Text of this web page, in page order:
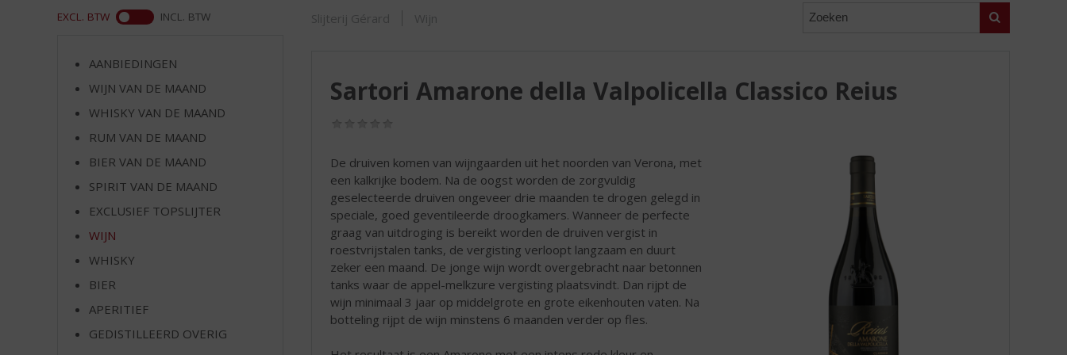
ASSORTIMENT Zoeken
Slijterij Gérard Wijn
Sartori Amarone della Valpolicella Classico Reius
De druiven komen van wijngaarden uit het noorden van Verona, met
een kalkrijke bodem. Na de oogst worden de zorgvuldig
geselecteerde druiven ongeveer drie maanden te drogen gelegd in
speciale, goed geventileerde droogkamers. Wanneer de perfecte
graag van uitdroging is bereikt worden de druiven vergist in
roestvrijstalen tanks, de vergisting verloopt langzaam en duurt
zeker een maand. De jonge wijn wordt overgebracht naar betonnen
tanks waar de appel-melkzure vergisting plaatsvindt. Dan rijpt de
wijn minimaal 3 jaar op middelgrote en grote eikenhouten vaten. Na
botteling rijpt de wijn minstens 6 maanden verder op fles.
EXCL. BTW INCL. BTW
AANBIEDINGEN
WIJN VAN DE MAAND
WHISKY VAN DE MAAND
RUM VAN DE MAAND
BIER VAN DE MAAND
SPIRIT VAN DE MAAND
EXCLUSIEF TOPSLIJTER
WIJN
WHISKY
BIER
APERITIEF
GEDISTILLEERD OVERIG